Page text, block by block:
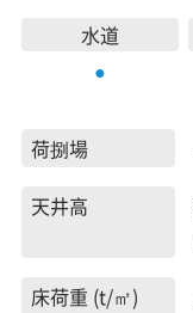
水道
●
荷捌場
天井高
床荷重 (t/㎡)